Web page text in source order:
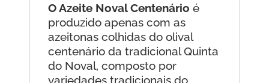
O Azeite Noval Centenário é
produzido apenas com as
azeitonas colhidas do olival
centenário da tradicional Quinta
do Noval, composto por
variedades tradicionais do